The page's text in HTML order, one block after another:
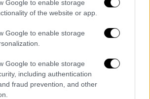
Google to enable storage
of the website or app.
Google to enable storage
Google to enable storage
including authentication
fraud prevention, and other
για το είδος που
Αλβανία: Η πρώτη δήλωση
τη μεγάλη νίκη του στη
Νίκησε η Δημοκρατία